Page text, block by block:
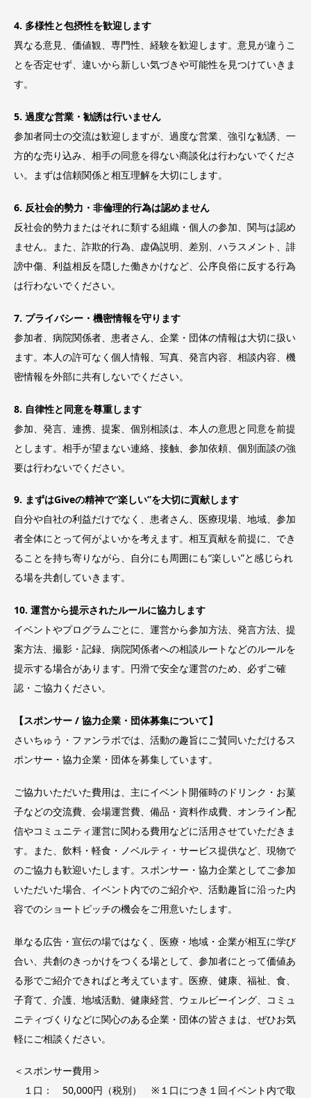
4. 多様性と包摂性を歓迎します
異なる意見、価値観、専門性、経験を歓迎します。意見が違うこ
とを否定せず、違いから新しい気づきや可能性を見つけていきま
す。
5. 過度な営業・勧誘は行いません
参加者同士の交流は歓迎しますが、過度な営業、強引な勧誘、一
方的な売り込み、相手の同意を得ない商談化は行わないでくださ
い。まずは信頼関係と相互理解を大切にします。
6. 反社会的勢力・非倫理的行為は認めません
反社会的勢力またはそれに類する組織・個人の参加、関与は認め
ません。また、詐欺的行為、虚偽説明、差別、ハラスメント、誹
謗中傷、利益相反を隠した働きかけなど、公序良俗に反する行為
は行わないでください。
7. プライバシー・機密情報を守ります
参加者、病院関係者、患者さん、企業・団体の情報は大切に扱い
ます。本人の許可なく個人情報、写真、発言内容、相談内容、機
密情報を外部に共有しないでください。
8. 自律性と同意を尊重します
参加、発言、連携、提案、個別相談は、本人の意思と同意を前提
とします。相手が望まない連絡、接触、参加依頼、個別面談の強
要は行わないでください。
9. まずはGiveの精神で“楽しい”を大切に貢献します
自分や自社の利益だけでなく、患者さん、医療現場、地域、参加
者全体にとって何がよいかを考えます。相互貢献を前提に、でき
ることを持ち寄りながら、自分にも周囲にも“楽しい”と感じられ
る場を共創していきます。
10. 運営から提示されたルールに協力します
イベントやプログラムごとに、運営から参加方法、発言方法、提
案方法、撮影・記録、病院関係者への相談ルートなどのルールを
提示する場合があります。円滑で安全な運営のため、必ずご確
認・ご協力ください。
【スポンサー / 協力企業・団体募集について】
さいちゅう・ファンラボでは、活動の趣旨にご賛同いただけるス
ポンサー・協力企業・団体を募集しています。
ご協力いただいた費用は、主にイベント開催時のドリンク・お菓
子などの交流費、会場運営費、備品・資料作成費、オンライン配
信やコミュニティ運営に関わる費用などに活用させていただきま
す。また、飲料・軽食・ノベルティ・サービス提供など、現物で
のご協力も歓迎いたします。スポンサー・協力企業としてご参加
いただいた場合、イベント内でのご紹介や、活動趣旨に沿った内
容でのショートピッチの機会をご用意いたします。
単なる広告・宣伝の場ではなく、医療・地域・企業が相互に学び
合い、共創のきっかけをつくる場として、参加者にとって価値あ
る形でご紹介できればと考えています。医療、健康、福祉、食、
子育て、介護、地域活動、健康経営、ウェルビーイング、コミュ
ニティづくりなどに関心のある企業・団体の皆さまは、ぜひお気
軽にご相談ください。
＜スポンサー費用＞
１口： 50,000円（税別） ※１口につき１回イベント内で取